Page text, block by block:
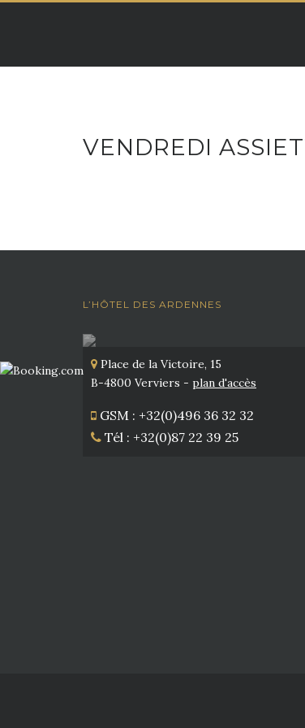
VENDREDI
L’HÔTEL DES ARDENNES
Place de la Victoire, 15
B-4800 Verviers - plan d'accès
GSM : +32(0)496 36 32 32
Tél : +32(0)87 22 39 25